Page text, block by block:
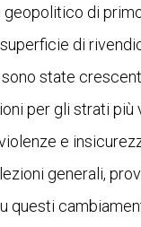
di
di
state
per gli strati più
e
generali,
questi